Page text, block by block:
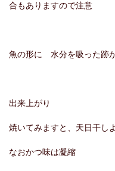
合もありますので注意
魚の形に 水分を吸った跡
出来上がり
焼いてみますと、天日干し
なおかつ味は凝縮